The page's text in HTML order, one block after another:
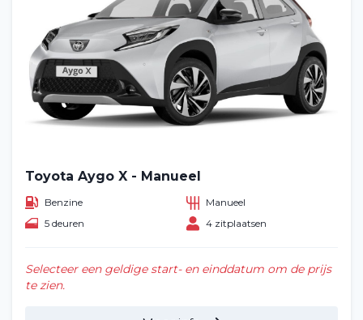
Toyota Aygo X - Manueel
Benzine
Manueel
5 deuren
4 zitplaatsen
Selecteer een geldige start- en einddatum om de prijs
te zien.